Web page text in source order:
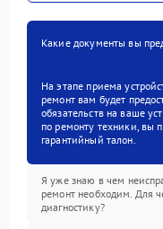
Какие документы вы
На этапе приема
ремонт вам будет
обязательств на ваше
по ремонту техники, вы
гарантийный талон.
Я уже знаю в чем
ремонт необходим. Для
диагностику?